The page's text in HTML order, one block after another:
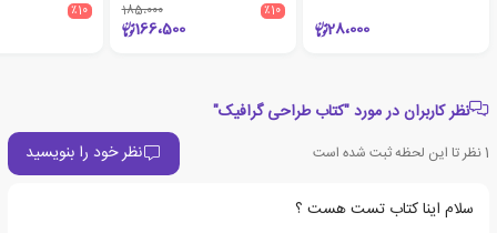
28،000
٪10 185،000
166،500
٪10
نظر کاربران در مورد "کتاب طراحی گرافیک"
1نظر تا این لحظه ثبت شده است نظر خود را بنویسید
سلام اینا کتاب تست هست ؟